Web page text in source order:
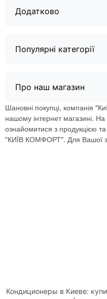
Додатково
Популярні категорії
Про наш магазин
Шановні покупці, компанія
нашому інтернет магазині.
ознайомитися з продукцією
"КИЇВ КОМФОРТ". Для Вашої
Кондиционеры в Киеве: